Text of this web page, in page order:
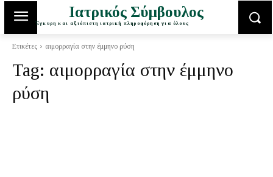
Ιατρικός Σύμβουλος
Έγκυρη και αξιόπιστη ιατρική πληροφόρηση για όλους
Ετικέτες αιμορραγία στην έμμηνο ρύση
Tag: αιμορραγία στην έμμηνο
ρύση